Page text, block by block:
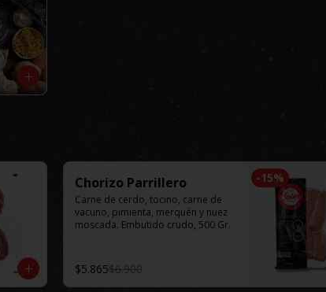
-15%
Chorizo Parrillero
Carne de cerdo, tocino, carne de
vacuno, pimienta, merquén y nuez
moscada. Embutido crudo, 500 Gr.
$5.865$6.900